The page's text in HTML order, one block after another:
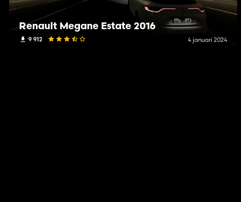
Renault Megane Estate 2016
9 912 4 januari 2024